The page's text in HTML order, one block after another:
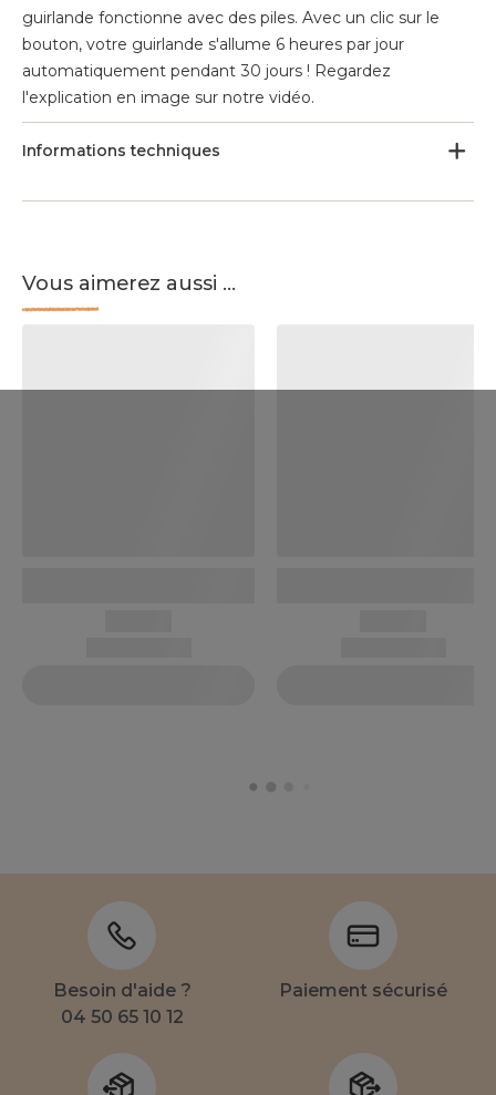
guirlande fonctionne avec des piles. Avec un clic sur le
bouton, votre guirlande s'allume 6 heures par jour
automatiquement pendant 30 jours ! Regardez
l'explication en image sur notre vidéo.
Informations techniques
Vous aimerez aussi ...
Besoin d'aide ?
04 50 65 10 12
Paiement sécurisé